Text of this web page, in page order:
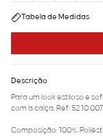
Tabela de Medidas
Descrição
Para um look estiloso e
com a calça: Ref:
Composição: 100%